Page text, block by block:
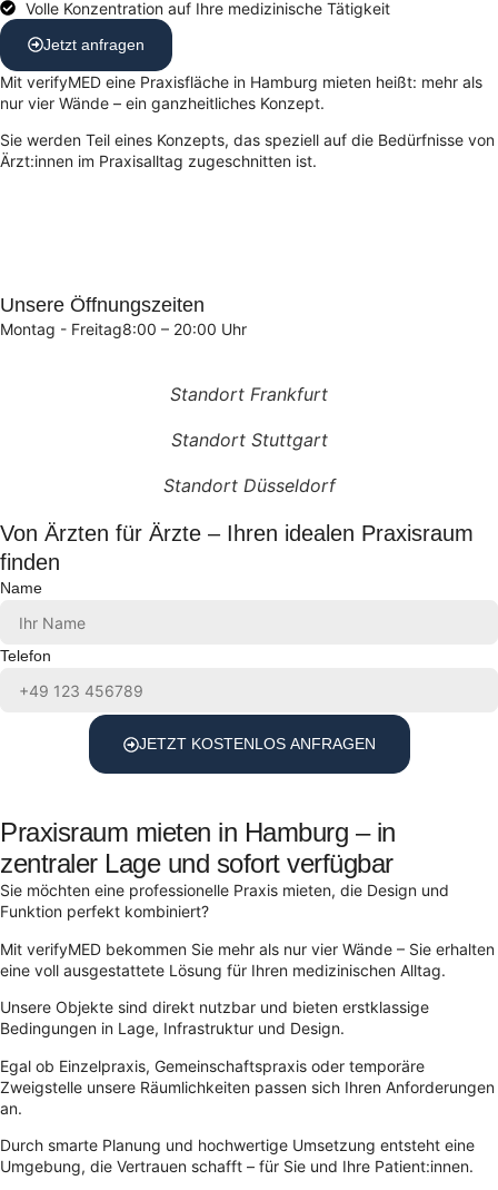
Volle Konzentration auf Ihre medizinische Tätigkeit
Jetzt anfragen
Mit verifyMED eine Praxisfläche in Hamburg mieten heißt: mehr als
nur vier Wände – ein ganzheitliches Konzept.
Sie werden Teil eines Konzepts, das speziell auf die Bedürfnisse von
Ärzt:innen im Praxisalltag zugeschnitten ist.
Unsere Öffnungszeiten
Montag - Freitag8:00 – 20:00 Uhr
Standort Frankfurt
Standort Stuttgart
Standort Düsseldorf
Von Ärzten für Ärzte – Ihren idealen Praxisraum
finden
Name
Telefon
JETZT KOSTENLOS ANFRAGEN
Praxisraum mieten in Hamburg – in
zentraler Lage und sofort verfügbar
Sie möchten eine professionelle Praxis mieten, die Design und
Funktion perfekt kombiniert?
Mit verifyMED bekommen Sie mehr als nur vier Wände – Sie erhalten
eine voll ausgestattete Lösung für Ihren medizinischen Alltag.
Unsere Objekte sind direkt nutzbar und bieten erstklassige
Bedingungen in Lage, Infrastruktur und Design.
Egal ob Einzelpraxis, Gemeinschaftspraxis oder temporäre
Zweigstelle unsere Räumlichkeiten passen sich Ihren Anforderungen
an.
Durch smarte Planung und hochwertige Umsetzung entsteht eine
Umgebung, die Vertrauen schafft – für Sie und Ihre Patient:innen.